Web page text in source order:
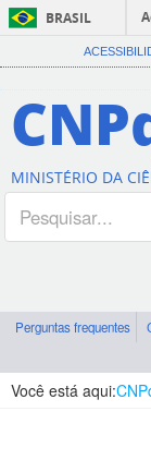
BRASIL
MINISTÉRIO DA
Perguntas frequentes
Você está aqui: